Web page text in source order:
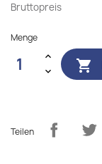
Bruttopreis
Menge

Teilen